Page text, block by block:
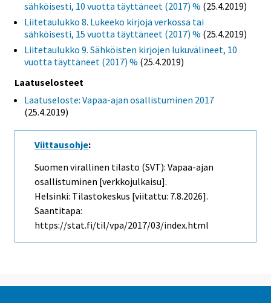
sähköisesti, 10 vuotta täyttäneet (2017) % (25.4.2019)
Liitetaulukko 8. Lukeeko kirjoja verkossa tai
sähköisesti, 15 vuotta täyttäneet (2017) % (25.4.2019)
Liitetaulukko 9. Sähköisten kirjojen lukuvälineet, 10
vuotta täyttäneet (2017) % (25.4.2019)
Laatuselosteet
Laatuseloste: Vapaa-ajan osallistuminen 2017
(25.4.2019)
Viittausohje:
Suomen virallinen tilasto (SVT): Vapaa-ajan
osallistuminen [verkkojulkaisu].
Helsinki: Tilastokeskus [viitattu: 7.8.2026].
Saantitapa:
https://stat.fi/til/vpa/2017/03/index.html